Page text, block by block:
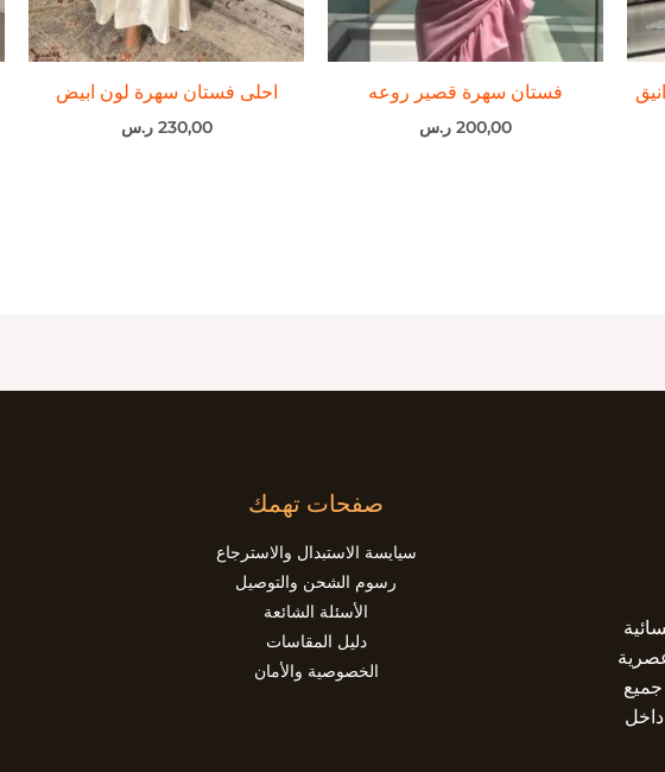
فستان سهرة قصير روعه
200,00 ر.س
احلى فستان سهرة لون ابيض
230,00 ر.س
صفحات تهمك
سيايسة الاستبدال والاسترجاع
رسوم الشحن والتوصيل
الأسئلة الشائعة
دليل المقاسات
الخصوصية والأمان